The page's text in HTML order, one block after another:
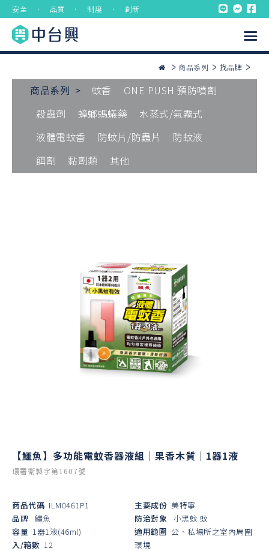
安全 ． 品質 ． 制度 ． 創新
商品系列 找品牌
商品系列 > 蚊香
ONE PUSH 預防噴劑
殺蟲劑
蟑螂螞蟻藥
水蒸式/氣霧式
液體電蚊香
防蚊片/防蟲片
防蚊液
餌劑
黏劑類 其他
【鱷魚】多功能電蚊香器液組｜果香木質｜1器1液
環署衛製字第1607號
商品代碼 ILM0461P1
品牌 鱷魚
容量 1器1液(46ml)
入/箱數 12
主要成份 美特寧
防治對象 小黑蚊 蚊
適用範圍 公、私場所之室內周圍
環境